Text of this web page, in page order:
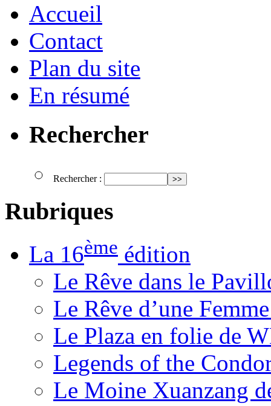
Accueil
Contact
Plan du site
En résumé
Rechercher
Rechercher :
Rubriques
La 16ème édition
Le Rêve dans le
Le Rêve d’une
Le Plaza en folie de
Legends of the
Le Moine Xuanzang